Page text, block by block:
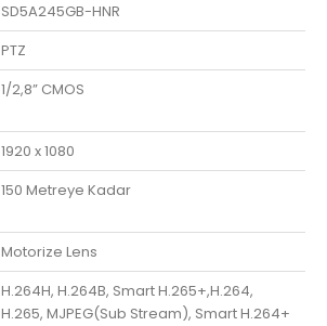
SD5A245GB-HNR
PTZ
1/2,8” CMOS
1920 x 1080
150 Metreye Kadar
Motorize Lens
H.264H, H.264B, Smart H.265+,H.264,
H.265, MJPEG(Sub Stream), Smart H.264+